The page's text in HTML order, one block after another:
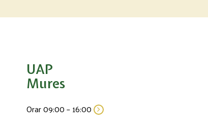
UAP
Mures
Orar 09:00 – 16:00